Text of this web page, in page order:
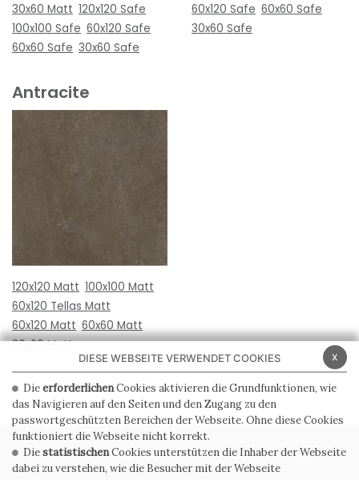
30x60 Matt 120x120 Safe
100x100 Safe 60x120 Safe
60x60 Safe 30x60 Safe
60x120 Safe 60x60 Safe
30x60 Safe
Antracite
120x120 Matt 100x100 Matt
60x120 Tellas Matt
60x120 Matt 60x60 Matt
30x60 Matt
PRIVACY POLICY COOKIE POLICY
x
DIESE WEBSEITE VERWENDET COOKIES
DieerforderlichenCookies aktivieren die Grundfunktionen, wie
das Navigieren auf den Seiten und den Zugang zu den
passwortgeschützten Bereichen der Webseite. Ohne diese Cookies
funktioniert die Webseite nicht korrekt.
DiestatistischenCookies unterstützen die Inhaber der Webseite
dabei zu verstehen, wie die Besucher mit der Webseite